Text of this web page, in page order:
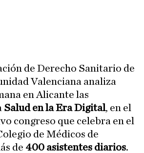
de Derecho Sanitario de
Valenciana analiza
en Alicante las
Salud en la Era Digital, en el
congreso que celebra en el
de Médicos de
de 400 asistentes diarios.